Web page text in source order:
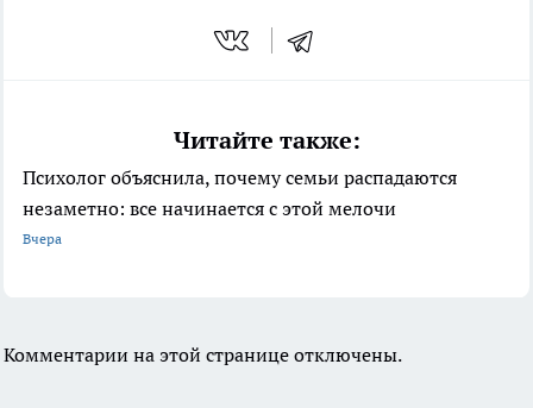
Читайте также:
Психолог объяснила, почему семьи распадаются
незаметно: все начинается с этой мелочи
Вчера
Комментарии на этой странице отключены.